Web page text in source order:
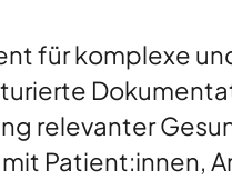
für komplexe
relevanter
Patient:innen,